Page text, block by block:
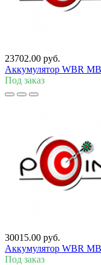
23702.00 руб.
Аккумулятор WBR
Под заказ
30015.00 руб.
Аккумулятор WBR
Под заказ